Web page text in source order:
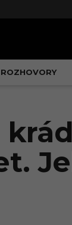
ROZHOVORY